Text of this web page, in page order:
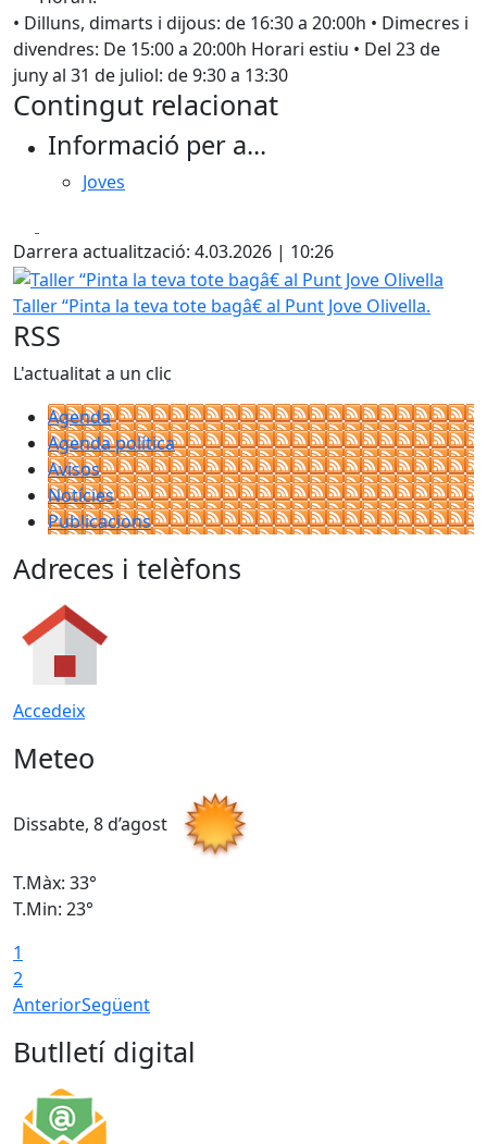
• Dilluns, dimarts i dijous: de 16:30 a 20:00h • Dimecres i
divendres: De 15:00 a 20:00h Horari estiu • Del 23 de
juny al 31 de juliol: de 9:30 a 13:30
Contingut relacionat
Informació per a...
Joves
Darrera actualització: 4.03.2026 | 10:26
Taller “Pinta la teva tote bagâ€ al Punt Jove Olivella
Taller “Pinta la teva tote bagâ€ al Punt Jove Olivella.
RSS
L'actualitat a un clic
Agenda
Agenda política
Avisos
Notícies
Publicacions
Adreces i telèfons
Accedeix
Meteo
Dissabte, 8 d’agost
T.Màx: 33°
T.Min: 23°
1
2
AnteriorSegüent
Butlletí digital